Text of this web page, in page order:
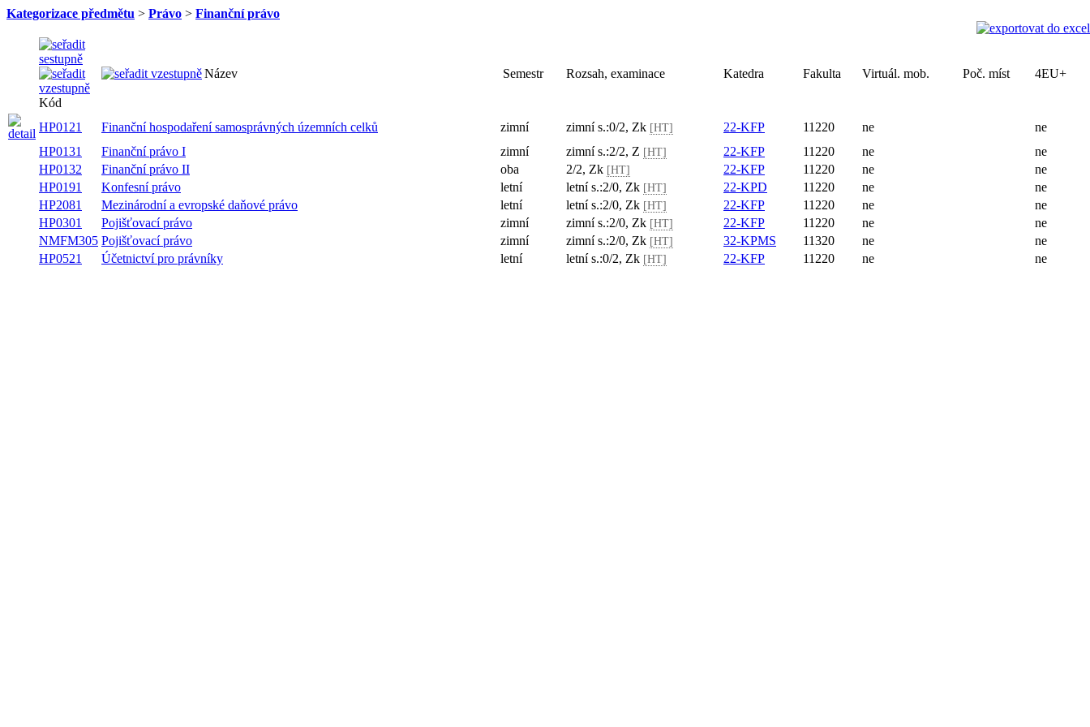
Kategorizace předmětu > Právo > Finanční právo
Kód
Název Semestr Rozsah, examinace Katedra Fakulta Virtuál. mob. Poč. míst 4EU+
HP0121 Finanční hospodaření samosprávných územních celků zimní zimní s.:0/2, Zk [HT] 22-KFP 11220 ne
ne
HP0131
Finanční právo I zimní zimní s.:2/2, Z [HT] 22-KFP 11220 ne
ne
HP0132
Finanční právo II oba 2/2, Zk [HT] 22-KFP 11220 ne
ne
HP0191
Konfesní právo letní letní s.:2/0, Zk [HT] 22-KPD 11220 ne
ne
HP2081
Mezinárodní a evropské daňové právo letní letní s.:2/0, Zk [HT] 22-KFP 11220 ne
ne
HP0301
Pojišťovací právo zimní zimní s.:2/0, Zk [HT] 22-KFP 11220 ne
ne
NMFM305 Pojišťovací právo zimní zimní s.:2/0, Zk [HT] 32-KPMS 11320 ne
ne
HP0521
Účetnictví pro právníky letní letní s.:0/2, Zk [HT] 22-KFP 11220 ne ne